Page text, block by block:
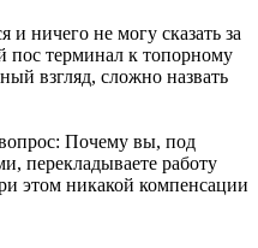
и ничего не могу сказать за
пос терминал к топорному
взгляд, сложно назвать
Почему вы, под
перекладываете работу
этом никакой компенсации